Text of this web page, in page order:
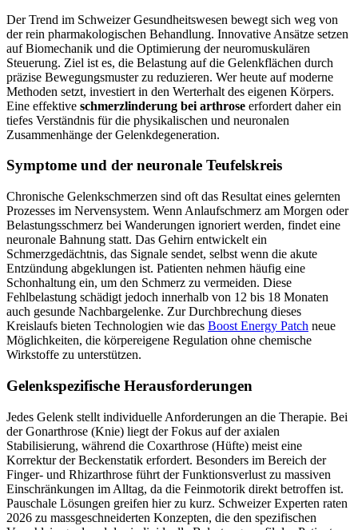
Der Trend im Schweizer Gesundheitswesen bewegt sich weg von
der rein pharmakologischen Behandlung. Innovative Ansätze setzen
auf Biomechanik und die Optimierung der neuromuskulären
Steuerung. Ziel ist es, die Belastung auf die Gelenkflächen durch
präzise Bewegungsmuster zu reduzieren. Wer heute auf moderne
Methoden setzt, investiert in den Werterhalt des eigenen Körpers.
Eine effektive schmerzlinderung bei arthrose erfordert daher ein
tiefes Verständnis für die physikalischen und neuronalen
Zusammenhänge der Gelenkdegeneration.
Symptome und der neuronale Teufelskreis
Chronische Gelenkschmerzen sind oft das Resultat eines gelernten
Prozesses im Nervensystem. Wenn Anlaufschmerz am Morgen oder
Belastungsschmerz bei Wanderungen ignoriert werden, findet eine
neuronale Bahnung statt. Das Gehirn entwickelt ein
Schmerzgedächtnis, das Signale sendet, selbst wenn die akute
Entzündung abgeklungen ist. Patienten nehmen häufig eine
Schonhaltung ein, um den Schmerz zu vermeiden. Diese
Fehlbelastung schädigt jedoch innerhalb von 12 bis 18 Monaten
auch gesunde Nachbargelenke. Zur Durchbrechung dieses
Kreislaufs bieten Technologien wie das Boost Energy Patch neue
Möglichkeiten, die körpereigene Regulation ohne chemische
Wirkstoffe zu unterstützen.
Gelenkspezifische Herausforderungen
Jedes Gelenk stellt individuelle Anforderungen an die Therapie. Bei
der Gonarthrose (Knie) liegt der Fokus auf der axialen
Stabilisierung, während die Coxarthrose (Hüfte) meist eine
Korrektur der Beckenstatik erfordert. Besonders im Bereich der
Finger- und Rhizarthrose führt der Funktionsverlust zu massiven
Einschränkungen im Alltag, da die Feinmotorik direkt betroffen ist.
Pauschale Lösungen greifen hier zu kurz. Schweizer Experten raten
2026 zu massgeschneiderten Konzepten, die den spezifischen